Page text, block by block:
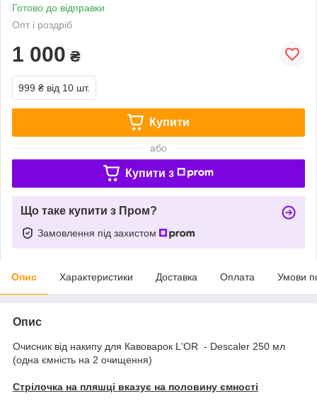
Готово до відправки
Опт і роздріб
1 000 ₴
999 ₴ від 10 шт.
Купити
або
Купити з
Що таке купити з Пром?
Замовлення під захистом
Опис Характеристики Доставка Оплата Умови
Опис
Очисник від накипу для Кавоварок L'OR - Descaler 250 мл
(одна ємність на 2 очищення)
Стрілочка на пляшці вказує на половину ємності